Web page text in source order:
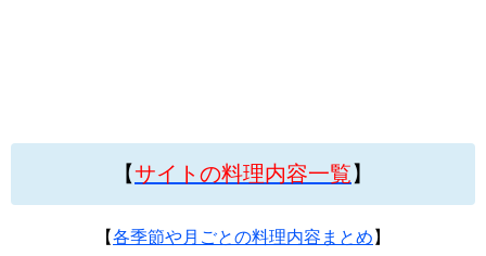
【サイトの料理内容一覧】
【各季節や月ごとの料理内容まとめ 】